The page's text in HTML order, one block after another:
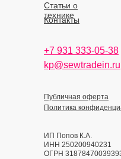
Статьи о
технике
Контакты
+7 931 333-05-38
kp@sewtradein.ru
ИП Попов К.А.
ИНН 250200940231
ОГРН
Политика
Публичная оферта